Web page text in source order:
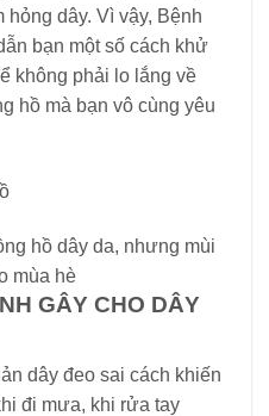
hỏng dây. Vì vậy, Bệnh
bạn một số cách khử
không phải lo lắng về
hồ mà bạn vô cùng yêu
hồ dây da, nhưng mùi
mùa hè
GÂY CHO DÂY
dây đeo sai cách khiến
đi mưa, khi rửa tay